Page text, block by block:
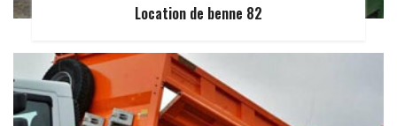
Location de benne 82